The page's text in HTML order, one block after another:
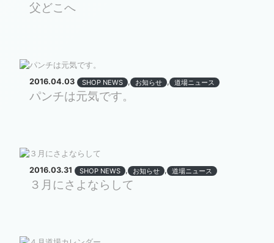
父どこへ
2016.04.03 SHOP NEWS , お知らせ , 道場ニュース
パンチは元気です。
2016.03.31 SHOP NEWS , お知らせ , 道場ニュース
３月にさよならして